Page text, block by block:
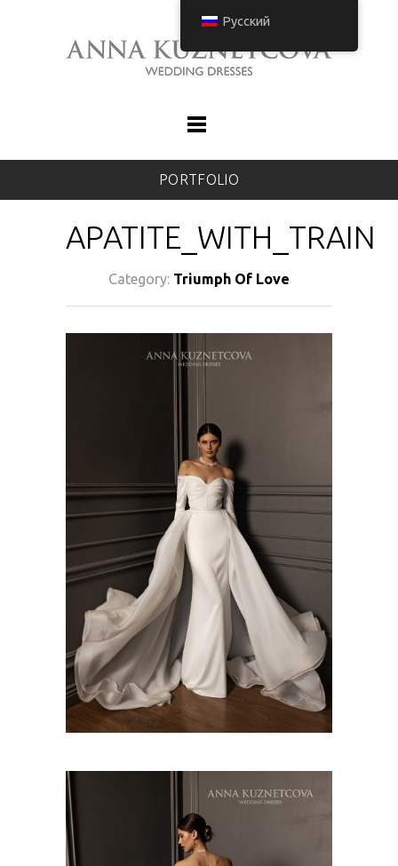
PORTFOLIO
APATITE_WITH_TRAIN
Category: Triumph Of Love
Русский